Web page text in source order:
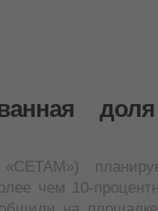
чем 10-